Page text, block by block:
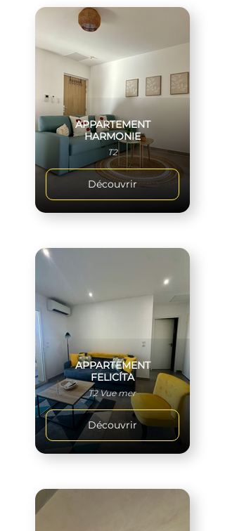
APPARTEMENT
HARMONIE
T2
Découvrir
APPARTEMENT
FELICÍTA
T2 Vue mer
Découvrir